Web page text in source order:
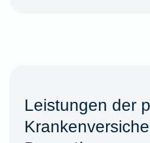
Leistungen der